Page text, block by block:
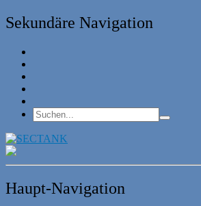
Sekundäre Navigation
Haupt-Navigation